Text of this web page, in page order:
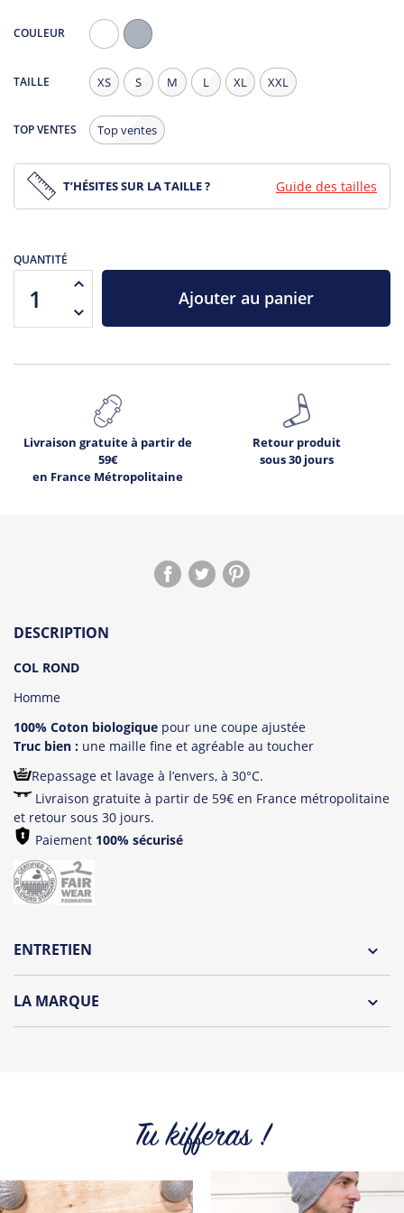
COULEUR
Chiné
TAILLE XS S M L XL XXL
TOP VENTES Top ventes
T’HÉSITES SUR LA TAILLE ? Guide des tailles
QUANTITÉ
Ajouter au panier
Livraison gratuite à partir de
59€
en France Métropolitaine
Retour produit
sous 30 jours
DESCRIPTION
COL ROND
Homme
100% Coton biologique pour une coupe ajustée
Truc bien : une maille fine et agréable au toucher
Repassage et lavage à l’envers, à 30°C.
Livraison gratuite à partir de 59€ en France métropolitaine
et retour sous 30 jours.
Paiement 100% sécurisé
ENTRETIEN
LA MARQUE
Retrouvez tout l'univers du célèbre compte Twitter de Jean-
Michel sur t-shirts, tops, sweats et tote Bags.
Tous les produits de la marque
Tu kifferas !